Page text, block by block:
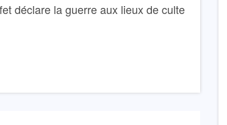
déclare la guerre aux lieux de culte